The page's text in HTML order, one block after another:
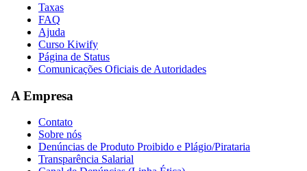
Taxas
FAQ
Ajuda
Curso Kiwify
Página de Status
Comunicações Oficiais de Autoridades
A Empresa
Contato
Sobre nós
Denúncias de Produto Proibido e Plágio/Pirataria
Transparência Salarial